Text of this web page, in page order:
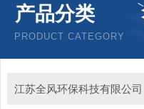
产品分类
PRODUCT CATEGORY
江苏全风环保科技有限公司